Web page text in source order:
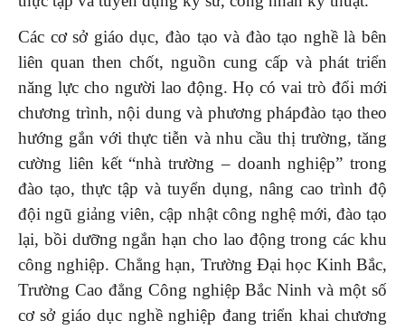
Các cơ sở giáo dục, đào tạo và đào tạo nghề là bên
liên quan then chốt, nguồn cung cấp và phát triển
năng lực cho người lao động. Họ có vai trò đổi mới
chương trình, nội dung và phương phápđào tạo theo
hướng gắn với thực tiễn và nhu cầu thị trường, tăng
cường liên kết “nhà trường – doanh nghiệp” trong
đào tạo, thực tập và tuyển dụng, nâng cao trình độ
đội ngũ giảng viên, cập nhật công nghệ mới, đào tạo
lại, bồi dưỡng ngắn hạn cho lao động trong các khu
công nghiệp. Chẳng hạn, Trường Đại học Kinh Bắc,
Trường Cao đẳng Công nghiệp Bắc Ninh và một số
cơ sở giáo dục nghề nghiệp đang triển khai chương